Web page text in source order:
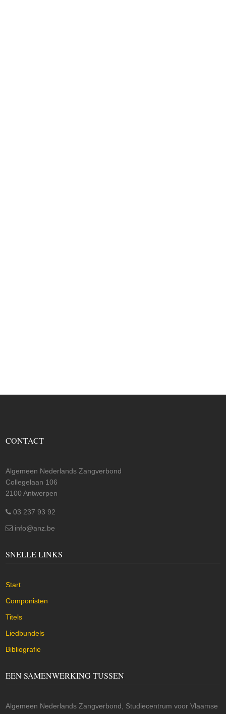
CONTACT
Algemeen Nederlands Zangverbond
Collegelaan 106
2100 Antwerpen
03 237 93 92
info@anz.be
SNELLE LINKS
Start
Componisten
Titels
Liedbundels
Bibliografie
EEN SAMENWERKING TUSSEN
Algemeen Nederlands Zangverbond, Studiecentrum voor Vlaamse